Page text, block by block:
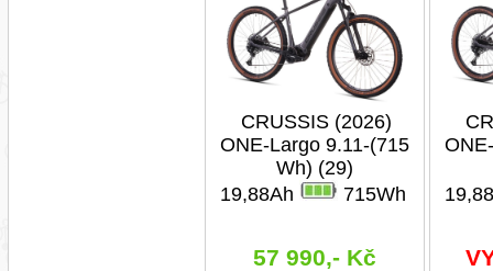
CRUSSIS (2026)
ONE-Largo 9.11-(715
Wh) (29)
19,88Ah
715Wh
57 990,- Kč